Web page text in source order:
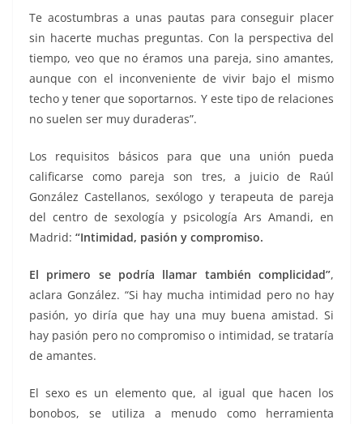
Te acostumbras a unas pautas para conseguir placer
sin hacerte muchas preguntas. Con la perspectiva del
tiempo, veo que no éramos una pareja, sino amantes,
aunque con el inconveniente de vivir bajo el mismo
techo y tener que soportarnos. Y este tipo de relaciones
no suelen ser muy duraderas”.
Los requisitos básicos para que una unión pueda
calificarse como pareja son tres, a juicio de Raúl
González Castellanos, sexólogo y terapeuta de pareja
del centro de sexología y psicología Ars Amandi, en
Madrid: “Intimidad, pasión y compromiso.
El primero se podría llamar también complicidad”,
aclara González. “Si hay mucha intimidad pero no hay
pasión, yo diría que hay una muy buena amistad. Si
hay pasión pero no compromiso o intimidad, se trataría
de amantes.
El sexo es un elemento que, al igual que hacen los
bonobos, se utiliza a menudo como herramienta